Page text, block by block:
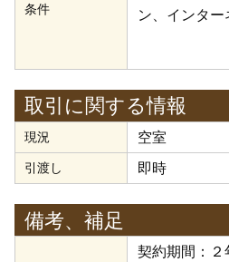
条件
ン、インター
取引に関する情報
現況 空室
引渡し 即時
備考、補足
契約期間：